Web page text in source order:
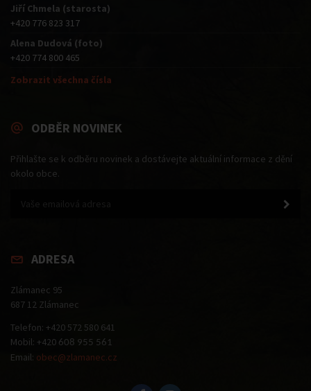
Jiří Chmela (starosta)
+420 776 823 317
Alena Dudová (foto)
+420 774 800 465
Zobrazit všechna čísla
ODBĚR NOVINEK
Přihlašte se k odběru novinek a dostávejte aktuální informace z dění
okolo obce.
ADRESA
Zlámanec 95
687 12 Zlámanec
Telefon: +420 572 580 641
Mobil: +420 608 955 561
Email: obec@zlamanec.cz